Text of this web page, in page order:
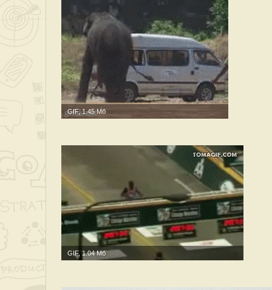
GIF, 1.45 Мб
GIF, 1.04 Мб